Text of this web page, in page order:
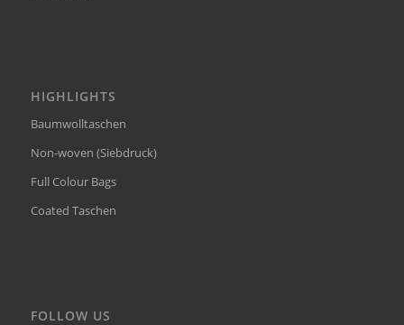
HIGHLIGHTS
Baumwolltaschen
Non-woven (Siebdruck)
Full Colour Bags
Coated Taschen
FOLLOW US